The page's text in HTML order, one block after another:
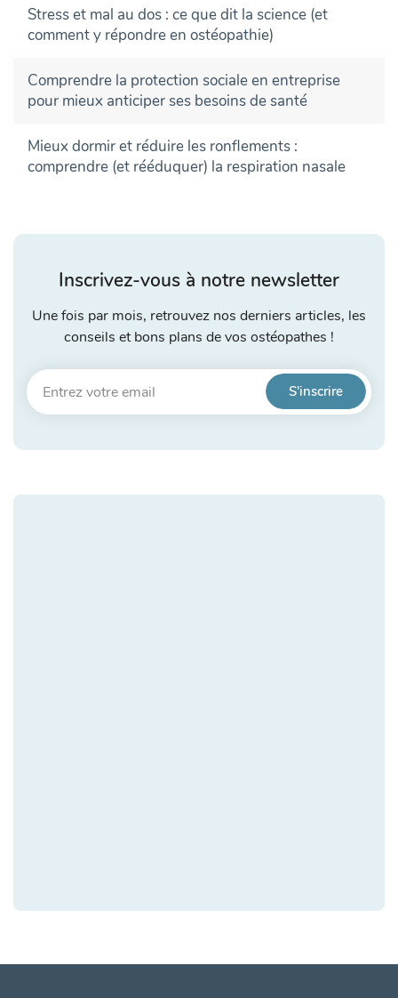
Stress et mal au dos : ce que dit la science (et
comment y répondre en ostéopathie)
Comprendre la protection sociale en entreprise
pour mieux anticiper ses besoins de santé
Mieux dormir et réduire les ronflements :
comprendre (et rééduquer) la respiration nasale
Inscrivez-vous à notre newsletter
Une fois par mois, retrouvez nos derniers articles, les
conseils et bons plans de vos ostéopathes !